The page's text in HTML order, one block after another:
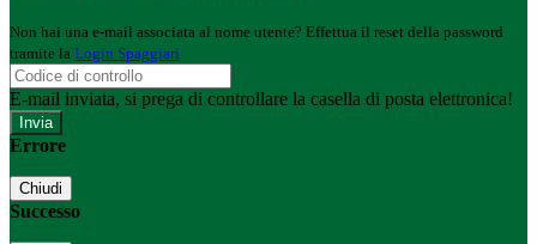
Non hai una e-mail associata al nome utente? Effettua il reset della password
tramite la Login Spaggiari
E-mail inviata, si prega di controllare la casella di posta elettronica!
Errore
Chiudi
Successo